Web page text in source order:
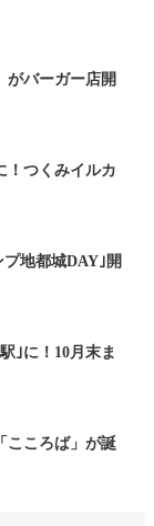
がバーガー店開
！つくみイルカ
プ地都城DAY｣開
｣に！10月末ま
こころば」が誕